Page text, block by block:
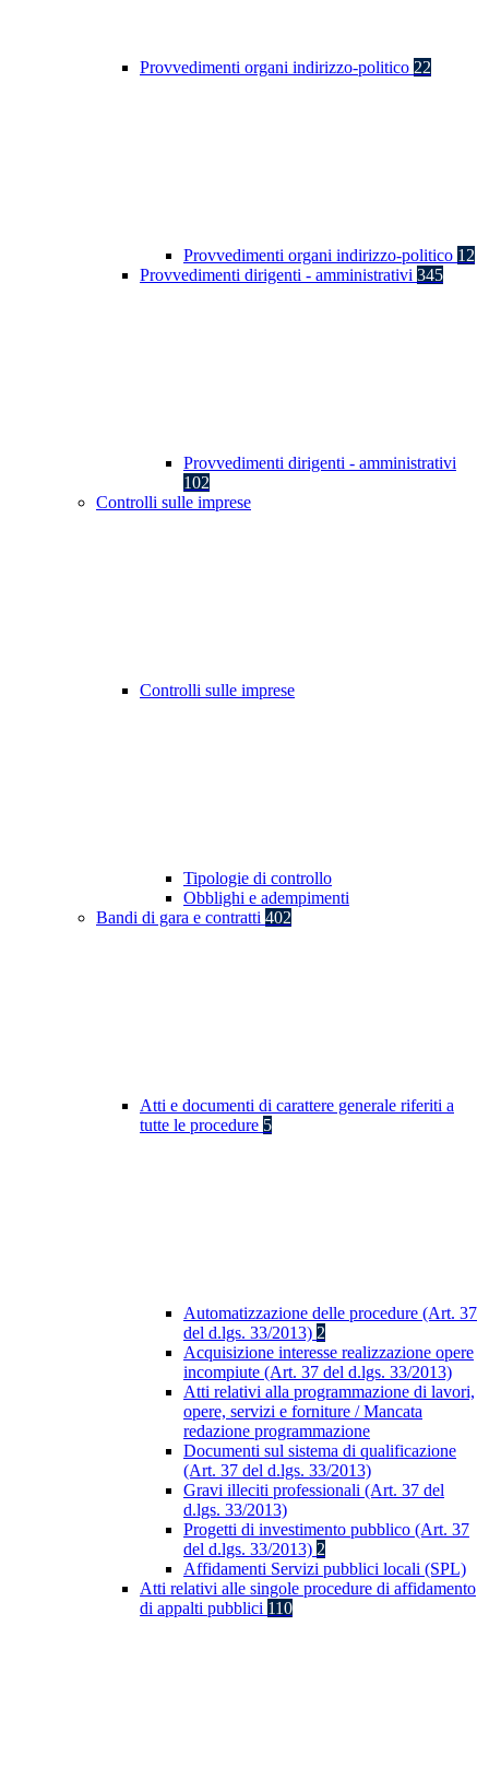
Provvedimenti organi indirizzo-politico 22
Provvedimenti organi indirizzo-politico 12
Provvedimenti dirigenti - amministrativi 345
Provvedimenti dirigenti - amministrativi
102
Controlli sulle imprese
Controlli sulle imprese
Tipologie di controllo
Obblighi e adempimenti
Bandi di gara e contratti 402
Atti e documenti di carattere generale riferiti a
tutte le procedure 5
Automatizzazione delle procedure (Art. 37
del d.lgs. 33/2013) 2
Acquisizione interesse realizzazione opere
incompiute (Art. 37 del d.lgs. 33/2013)
Atti relativi alla programmazione di lavori,
opere, servizi e forniture / Mancata
redazione programmazione
Documenti sul sistema di qualificazione
(Art. 37 del d.lgs. 33/2013)
Gravi illeciti professionali (Art. 37 del
d.lgs. 33/2013)
Progetti di investimento pubblico (Art. 37
del d.lgs. 33/2013) 2
Affidamenti Servizi pubblici locali (SPL)
Atti relativi alle singole procedure di affidamento
di appalti pubblici 110